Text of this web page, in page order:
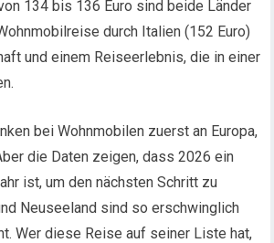
134 bis 136 Euro sind beide Länder
durch Italien (152 Euro)
und einem Reiseerlebnis, die in einer
bei Wohnmobilen zuerst an Europa,
die Daten zeigen, dass 2026 ein
ist, um den nächsten Schritt zu
Neuseeland sind so erschwinglich
Wer diese Reise auf seiner Liste hat,